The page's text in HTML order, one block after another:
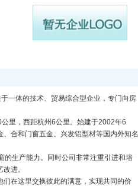
一体的技术、贸易综合型企业，专门向房
里，西距杭州6公里。始建于2002年6
合和门窗五金、兴发铝型材等国内外知名
的生产能力。同时公司非常注重引进和培
进。
在这里交换彼此的满意，实现共同的价